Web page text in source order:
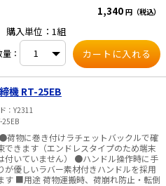
具）
引き込
・全長：4.0m（固定側0.5m／調整側
（408kg） ・バックルの種類：ラチェ
クル ・端末の仕様：オープンフック ・材
ト（ポリエステル）
1,340 円（税込）
購入単位：1組
：
機 RT-25EB
Y2311
25EB
物に巻き付けラチェットバックルで確
できます（エンドレスタイプのため端末
付いていません） ●ハンドル操作時に手
が優しいラバー素材付きハンドルを採用
れ防止・転倒